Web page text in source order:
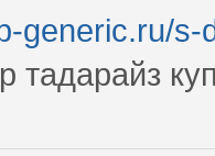
generic.ru/
тадарайз